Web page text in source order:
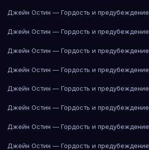
Джейн Остин — Гордость и предубеждение
Джейн Остин — Гордость и предубеждение
Джейн Остин — Гордость и предубеждение
Джейн Остин — Гордость и предубеждение
Джейн Остин — Гордость и предубеждение
Джейн Остин — Гордость и предубеждение
Джейн Остин — Гордость и предубеждение
Джейн Остин — Гордость и предубеждение